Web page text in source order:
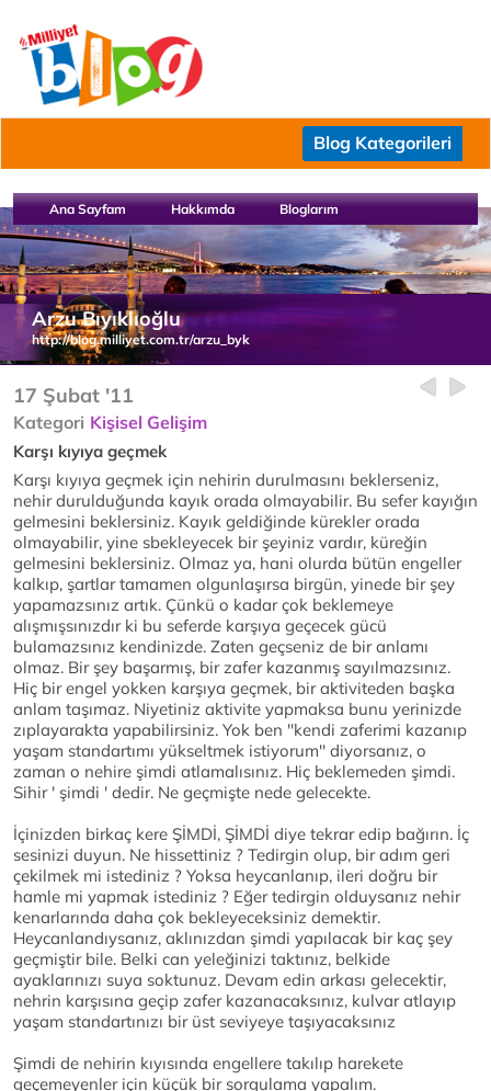
Blog Kategorileri
Ana Sayfam Hakkımda Bloglarım
Arzu Bıyıklıoğlu
http://blog.milliyet.com.tr/arzu_byk
17 Şubat '11
Kategori Kişisel Gelişim
Karşı kıyıya geçmek
Karşı kıyıya geçmek için nehirin durulmasını beklerseniz,
nehir durulduğunda kayık orada olmayabilir. Bu sefer kayığın
gelmesini beklersiniz. Kayık geldiğinde kürekler orada
olmayabilir, yine sbekleyecek bir şeyiniz vardır, küreğin
gelmesini beklersiniz. Olmaz ya, hani olurda bütün engeller
kalkıp, şartlar tamamen olgunlaşırsa birgün, yinede bir şey
yapamazsınız artık. Çünkü o kadar çok beklemeye
alışmışsınızdır ki bu seferde karşıya geçecek gücü
bulamazsınız kendinizde. Zaten geçseniz de bir anlamı
olmaz. Bir şey başarmış, bir zafer kazanmış sayılmazsınız.
Hiç bir engel yokken karşıya geçmek, bir aktiviteden başka
anlam taşımaz. Niyetiniz aktivite yapmaksa bunu yerinizde
zıplayarakta yapabilirsiniz. Yok ben ''kendi zaferimi kazanıp
yaşam standartımı yükseltmek istiyorum'' diyorsanız, o
zaman o nehire şimdi atlamalısınız. Hiç beklemeden şimdi.
Sihir ' şimdi ' dedir. Ne geçmişte nede gelecekte.
İçinizden birkaç kere ŞİMDİ, ŞİMDİ diye tekrar edip bağırın. İç
sesinizi duyun. Ne hissettiniz ? Tedirgin olup, bir adım geri
çekilmek mi istediniz ? Yoksa heycanlanıp, ileri doğru bir
hamle mi yapmak istediniz ? Eğer tedirgin olduysanız nehir
kenarlarında daha çok bekleyeceksiniz demektir.
Heycanlandıysanız, aklınızdan şimdi yapılacak bir kaç şey
geçmiştir bile. Belki can yeleğinizi taktınız, belkide
ayaklarınızı suya soktunuz. Devam edin arkası gelecektir,
nehrin karşısına geçip zafer kazanacaksınız, kulvar atlayıp
yaşam standartınızı bir üst seviyeye taşıyacaksınız
Şimdi de nehirin kıyısında engellere takılıp harekete
geçemeyenler için küçük bir sorgulama yapalım.